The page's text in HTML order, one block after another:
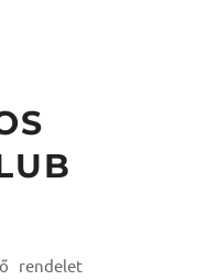
rendelet